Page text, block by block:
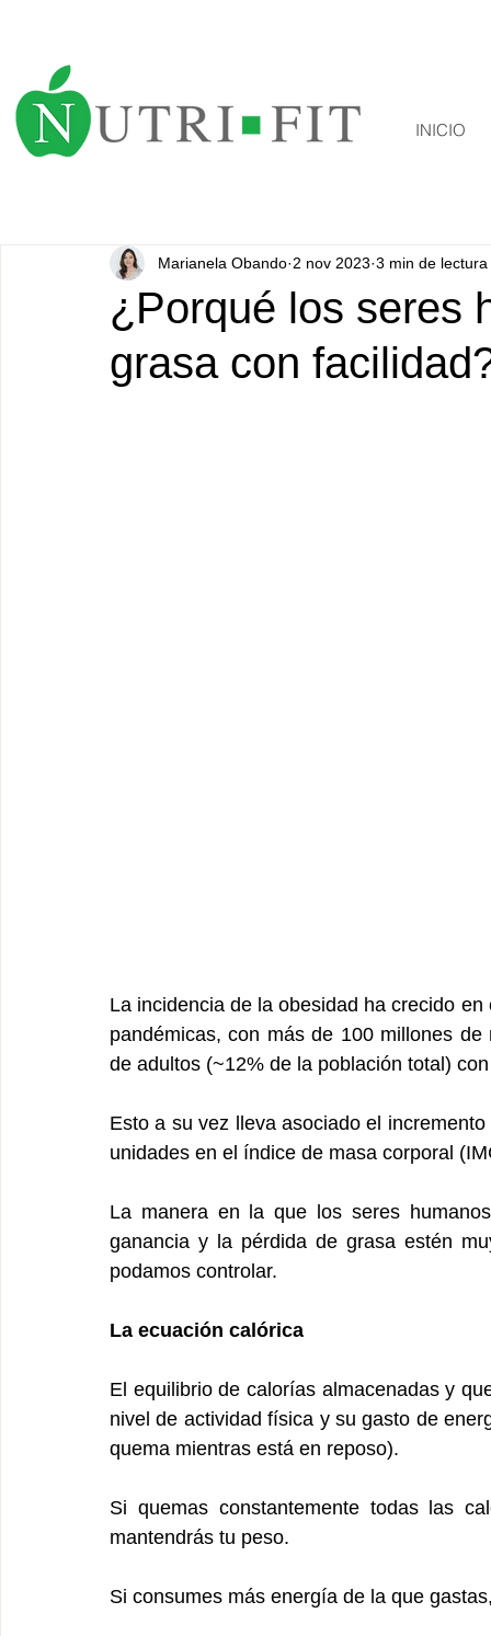
INICIO
¿Porqué los seres
grasa con
Marianela Obando 2 nov 2023 3 min de lectura
La incidencia de la obesidad ha crecido
pandémicas, con más de 100 millones
de adultos (~12% de la población total)
Esto a su vez lleva asociado el
unidades en el índice de masa corporal
La manera en la que los seres
ganancia y la pérdida de grasa estén
podamos controlar.
La ecuación calórica
El equilibrio de calorías almacenadas y
nivel de actividad física y su gasto de
quema mientras está en reposo).
Si quemas constantemente todas las
mantendrás tu peso.
Si consumes más energía de la que